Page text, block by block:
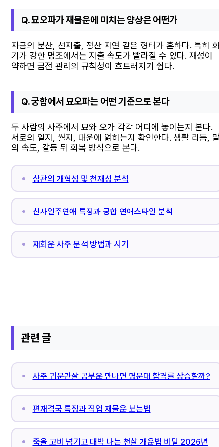
Q. 묘오파가 재물운에 미치는 양상은 어떤가
자금의 분산, 선지출, 정산 지연 같은 형태가 흔하다. 특히
기가 강한 명조에서는 지출 속도가 빨라질 수 있다. 재성이
약하면 금전 관리의 규칙성이 흐트러지기 쉽다.
Q. 궁합에서 묘오파는 어떤 기준으로 본다
두 사람의 사주에서 묘와 오가 각각 어디에 놓이는지 본다.
서로의 일지, 월지, 대운에 얽히는지 확인한다. 생활 리듬,
의 속도, 갈등 뒤 회복 방식으로 본다.
상관의 개혁성 및 천재성 분석
신사일주연애 특징과 궁합 연애스타일 분석
재회운 사주 분석 방법과 시기
관련 글
사주 귀문관살 공부운 만나면 명문대 합격률 상승할까?
편재격국 특징과 직업 재물운 보는법
죽을 고비 넘기고 대박 나는 천살 개운법 비밀 2026년